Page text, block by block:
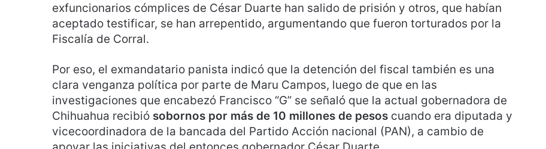
exfuncionarios cómplices de César Duarte han salido de prisión y otros, que habían
aceptado testificar, se han arrepentido, argumentando que fueron torturados por la
Fiscalía de Corral.
Por eso, el exmandatario panista indicó que la detención del fiscal también es una
clara venganza política por parte de Maru Campos, luego de que en las
investigaciones que encabezó Francisco “G” se señaló que la actual gobernadora de
Chihuahua recibió sobornos por más de 10 millones de pesos cuando era diputada y
vicecoordinadora de la bancada del Partido Acción nacional (PAN), a cambio de